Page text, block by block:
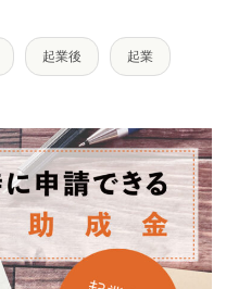
起業後 起業